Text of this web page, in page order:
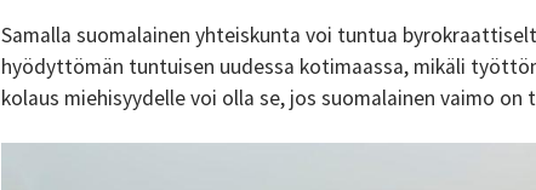
Samalla suomalainen yhteiskunta voi tuntua
hyödyttömän tuntuisen uudessa kotimaassa, mikäli
kolaus miehisyydelle voi olla se, jos suomalainen vaimo on